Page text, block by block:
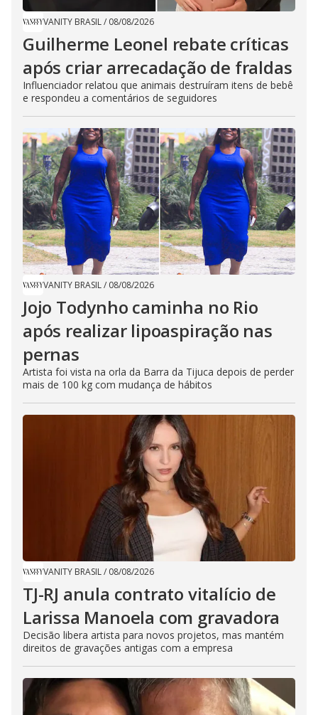
VANITY BRASIL/ 08/08/2026
Guilherme Leonel rebate críticas
após criar arrecadação de fraldas
Influenciador relatou que animais destruíram itens de bebê
e respondeu a comentários de seguidores
VANITY BRASIL/ 08/08/2026
Jojo Todynho caminha no Rio
após realizar lipoaspiração nas
pernas
Artista foi vista na orla da Barra da Tijuca depois de perder
mais de 100 kg com mudança de hábitos
VANITY BRASIL/ 08/08/2026
TJ-RJ anula contrato vitalício de
Larissa Manoela com gravadora
Decisão libera artista para novos projetos, mas mantém
direitos de gravações antigas com a empresa